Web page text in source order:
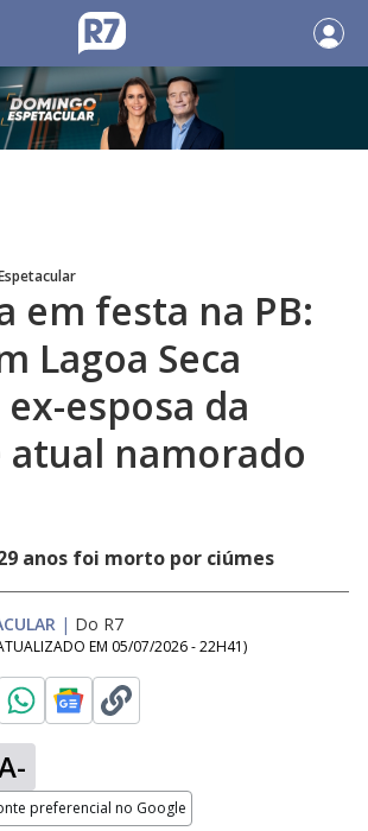
em festa na PB:
Lagoa Seca
esposa da
namorado
anos foi morto por ciúmes
| Do R7
EM 05/07/2026 - 22H41)
preferencial no Google